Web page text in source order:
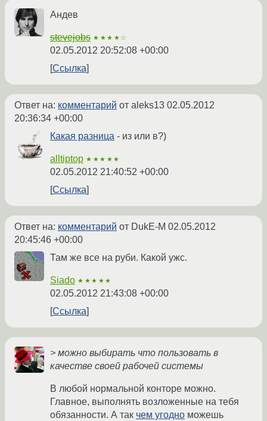
Андев
stevejobs ★★★★☆
02.05.2012 20:52:08 +00:00
Ссылка
Ответ на: комментарий от aleks13 02.05.2012
20:36:34 +00:00
Какая разница - из или в?)
alltiptop ★★★★★
02.05.2012 21:40:52 +00:00
Ссылка
Ответ на: комментарий от DukE-M 02.05.2012
20:45:46 +00:00
Там же все на руби. Какой ужс.
Siado ★★★★★
02.05.2012 21:43:08 +00:00
Ссылка
> можно выбирать что пользовать в
качестве своей рабочей системы
В любой нормальной конторе можно.
Главное, выполнять возложенные на тебя
обязанности. А так чем угодно можешь